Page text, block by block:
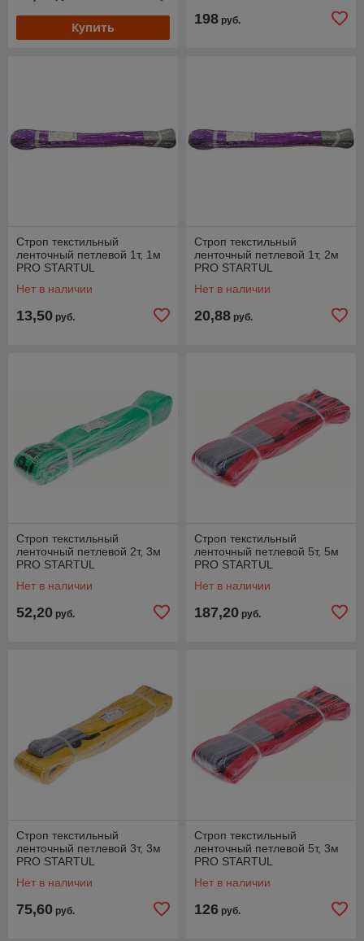
Купить
198 руб.
Строп текстильный
ленточный петлевой 1т, 1м
PRO STARTUL
Нет в наличии
13,50 руб.
Строп текстильный
ленточный петлевой 1т, 2м
PRO STARTUL
Нет в наличии
20,88 руб.
Строп текстильный
ленточный петлевой 2т, 3м
PRO STARTUL
Нет в наличии
52,20 руб.
Строп текстильный
ленточный петлевой 5т, 5м
PRO STARTUL
Нет в наличии
187,20 руб.
Строп текстильный
ленточный петлевой 3т, 3м
PRO STARTUL
Нет в наличии
75,60 руб.
Строп текстильный
ленточный петлевой 5т, 3м
PRO STARTUL
Нет в наличии
126 руб.